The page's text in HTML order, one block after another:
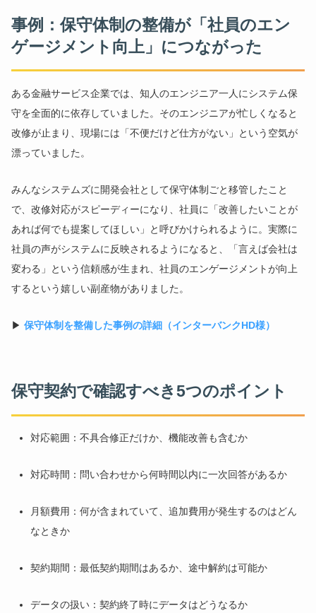
事例：保守体制の整備が「社員のエン
ゲージメント向上」につながった
ある金融サービス企業では、知人のエンジニア一人にシステム保
守を全面的に依存していました。そのエンジニアが忙しくなると
改修が止まり、現場には「不便だけど仕方がない」という空気が
漂っていました。
みんなシステムズに開発会社として保守体制ごと移管したこと
で、改修対応がスピーディーになり、社員に「改善したいことが
あれば何でも提案してほしい」と呼びかけられるように。実際に
社員の声がシステムに反映されるようになると、「言えば会社は
変わる」という信頼感が生まれ、社員のエンゲージメントが向上
するという嬉しい副産物がありました。
▶保守体制を整備した事例の詳細（インターバンクHD様）
保守契約で確認すべき5つのポイント
対応範囲：不具合修正だけか、機能改善も含むか
対応時間：問い合わせから何時間以内に一次回答があるか
月額費用：何が含まれていて、追加費用が発生するのはどん
なときか
契約期間：最低契約期間はあるか、途中解約は可能か
データの扱い：契約終了時にデータはどうなるか